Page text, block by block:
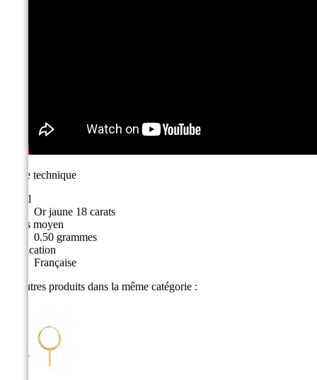
Fiche technique
Métal
Or jaune 18 carats
Poids moyen
0.50 grammes
Fabrication
Française
10 autres produits dans la même catégorie :